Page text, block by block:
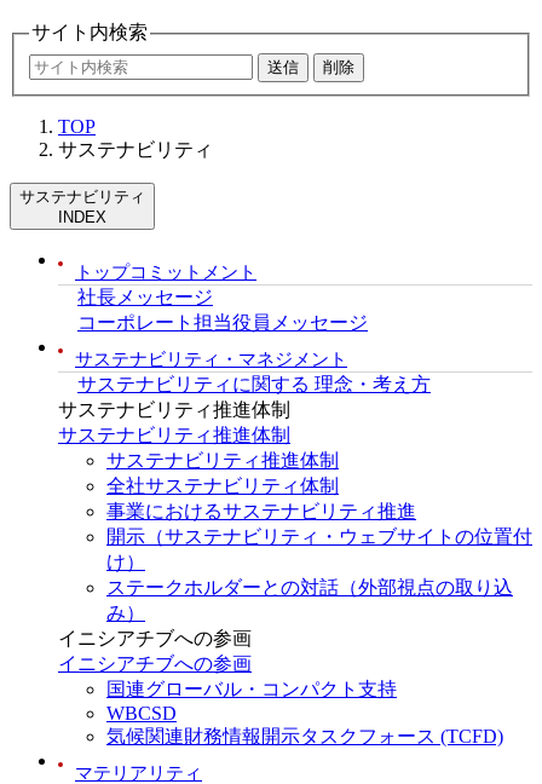
サイト内検索
TOP
サステナビリティ
サステナビリティ
INDEX
トップコミットメント
社長メッセージ
コーポレート担当役員メッセージ
サステナビリティ・マネジメント
サステナビリティに関する 理念・考え方
サステナビリティ推進体制
サステナビリティ推進体制
サステナビリティ推進体制
全社サステナビリティ体制
事業におけるサステナビリティ推進
開示（サステナビリティ・ウェブサイトの位置付
け）
ステークホルダーとの対話（外部視点の取り込
み）
イニシアチブへの参画
イニシアチブへの参画
国連グローバル・コンパクト支持
WBCSD
気候関連財務情報開示タスクフォース (TCFD)
マテリアリティ